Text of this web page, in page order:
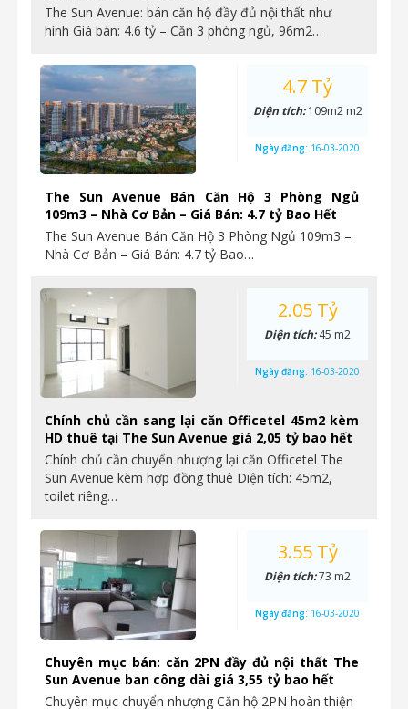
The Sun Avenue: bán căn hộ đầy đủ nội thất như
hình Giá bán: 4.6 tỷ – Căn 3 phòng ngủ, 96m2…
The Sun Avenue Bán Căn Hộ 3 Phòng Ngủ
109m3 – Nhà Cơ Bản – Giá Bán: 4.7 tỷ Bao Hết
The Sun Avenue Bán Căn Hộ 3 Phòng Ngủ 109m3 –
Nhà Cơ Bản – Giá Bán: 4.7 tỷ Bao…
4.7 Tỷ
Diện tích:109m2 m2
Ngày đăng: 16-03-2020
Chính chủ cần sang lại căn Officetel 45m2 kèm
HD thuê tại The Sun Avenue giá 2,05 tỷ bao hết
Chính chủ cần chuyển nhượng lại căn Officetel The
Sun Avenue kèm hợp đồng thuê Diện tích: 45m2,
toilet riêng…
2.05 Tỷ
Diện tích:45 m2
Ngày đăng: 16-03-2020
Chuyên mục bán: căn 2PN đầy đủ nội thất The
Sun Avenue ban công dài giá 3,55 tỷ bao hết
Chuyên mục chuyển nhượng Căn hộ 2PN hoàn thiện
3.55 Tỷ
Diện tích:73 m2
Ngày đăng: 16-03-2020